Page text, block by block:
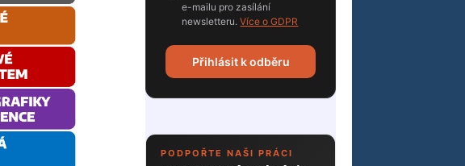
e-mailu pro zasílání
newsletteru.Více o GDPR
Přihlásit k odběru
PODPOŘTE NAŠI PRÁCI